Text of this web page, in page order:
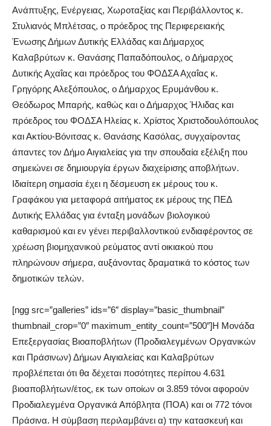
Ανάπτυξης, Ενέργειας, Χωροταξίας και Περιβάλλοντος κ.
Στυλιανός Μπλέτσας, ο πρόεδρος της Περιφερειακής
Ένωσης Δήμων Δυτικής Ελλάδας και Δήμαρχος
Καλαβρύτων κ. Θανάσης Παπαδόπουλος, ο Δήμαρχος
Δυτικής Αχαΐας και πρόεδρος του ΦΟΔΣΑ Αχαΐας κ.
Γρηγόρης Αλεξόπουλος, ο Δήμαρχος Ερυμάνθου κ.
Θεόδωρος Μπαρής, καθώς και ο Δήμαρχος Ήλιδας και
πρόεδρος του ΦΟΔΣΑ Ηλείας κ. Χρίστος Χριστοδουλόπουλος
και Ακτίου-Βόνιτσας κ. Θανάσης Κασόλας, συγχαίροντας
άπαντες τον Δήμο Αιγιαλείας για την σπουδαία εξέλιξη που
σημειώνει σε δημιουργία έργων διαχείρισης αποβλήτων.
Ιδιαίτερη σημασία έχει η δέσμευση εκ μέρους του κ.
Γραφάκου για μεταφορά αιτήματος εκ μέρους της ΠΕΔ
Δυτικής Ελλάδας για ένταξη μονάδων βιολογικού
καθαρισμού και εν γένει περιβαλλοντικού ενδιαφέροντος σε
χρέωση βιομηχανικού ρεύματος αντί οικιακού που
πληρώνουν σήμερα, αυξάνοντας δραματικά το κόστος των
δημοτικών τελών.
[ngg src=”galleries” ids=”6″ display=”basic_thumbnail”
thumbnail_crop=”0″ maximum_entity_count=”500″]Η Μονάδα
Επεξεργασίας Βιοαποβλήτων (Προδιαλεγμένων Οργανικών
και Πράσινων) Δήμων Αιγιαλείας και Καλαβρύτων
προβλέπεται ότι θα δέχεται ποσότητες περίπου 4.631
βιοαποβλήτων/έτος, εκ των οποίων οι 3.859 τόνοι αφορούν
Προδιαλεγμένα Οργανικά Απόβλητα (ΠΟΑ) και οι 772 τόνοι
Πράσινα. Η σύμβαση περιλαμβάνει α) την κατασκευή και